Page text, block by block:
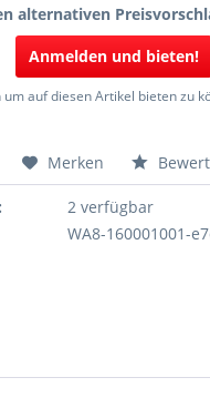
alternativen
Anmelden und bieten!
um auf diesen Artikel bieten zu
Merken
2 verfügbar
WA8-160001001-